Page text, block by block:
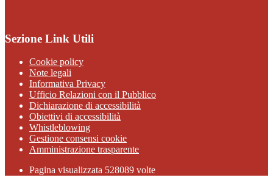
Sezione Link Utili
Cookie policy
Note legali
Informativa Privacy
Ufficio Relazioni con il Pubblico
Dichiarazione di accessibilità
Obiettivi di accessibilità
Whistleblowing
Gestione consensi cookie
Amministrazione trasparente
Pagina visualizzata 528089 volte